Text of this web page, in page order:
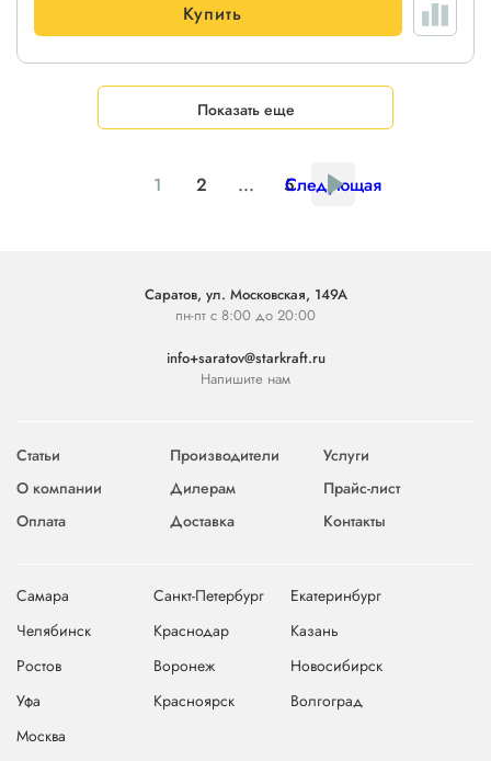
Купить
Показать еще
1 2 ... 5
Следующая
Саратов, ул. Московская, 149А
пн-пт с 8:00 до 20:00
info+saratov@starkraft.ru
Напишите нам
Статьи Производители
Услуги
О компании
Дилерам
Прайс-лист
Оплата
Доставка Контакты
Самара Санкт-Петербург
Екатеринбург
Челябинск
Краснодар
Казань
Ростов
Воронеж
Новосибирск
Уфа
Красноярск
Волгоград
Москва